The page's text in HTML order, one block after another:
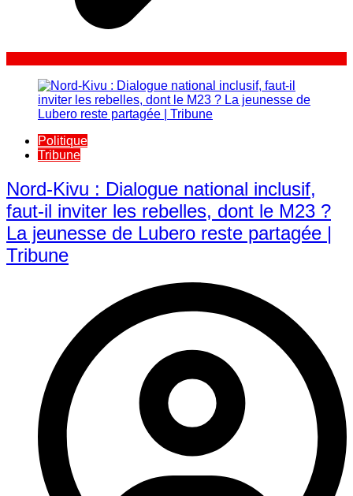
Politique
Tribune
Nord-Kivu : Dialogue national inclusif,
faut-il inviter les rebelles, dont le M23 ?
La jeunesse de Lubero reste partagée |
Tribune